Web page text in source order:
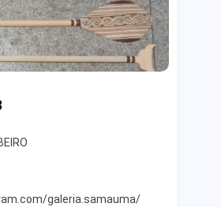
galeria.samauma/